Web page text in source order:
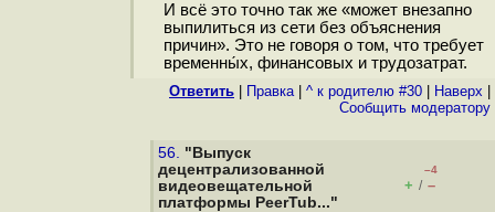
И всё это точно так же «может внезапно
выпилиться из сети без объяснения
причин». Это не говоря о том, что требует
временны́х, финансовых и трудозатрат.
Ответить Правка| ^ к родителю #30 Наверх
Cообщить модератору
56. "Выпуск
децентрализованной
видеовещательной
платформы PeerTub..."
–4
+ / –